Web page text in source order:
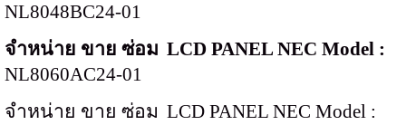
NL8048BC24-01
จำหน่าย ขาย ซ่อม LCD PANEL NEC Model :
NL8060AC24-01
จำหน่าย ขาย ซ่อม LCD PANEL NEC Model :